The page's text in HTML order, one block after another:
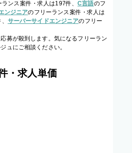
ランス案件・求人は197件、C言語のフ
ンジニアのフリーランス案件・求人は
サーバーサイドエンジニアのフリー
募が殺到します。気になるフリーラン
ュにご相談ください。
・求人単価